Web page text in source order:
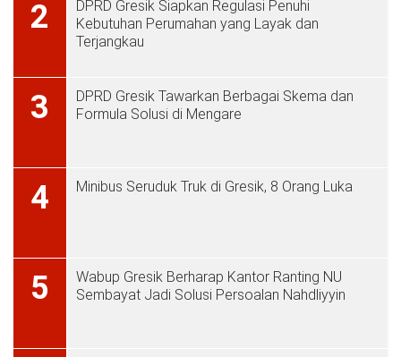
2
DPRD Gresik Siapkan Regulasi Penuhi
Kebutuhan Perumahan yang Layak dan
Terjangkau
3
DPRD Gresik Tawarkan Berbagai Skema dan
Formula Solusi di Mengare
4 Minibus Seruduk Truk di Gresik, 8 Orang Luka
5
Wabup Gresik Berharap Kantor Ranting NU
Sembayat Jadi Solusi Persoalan Nahdliyyin